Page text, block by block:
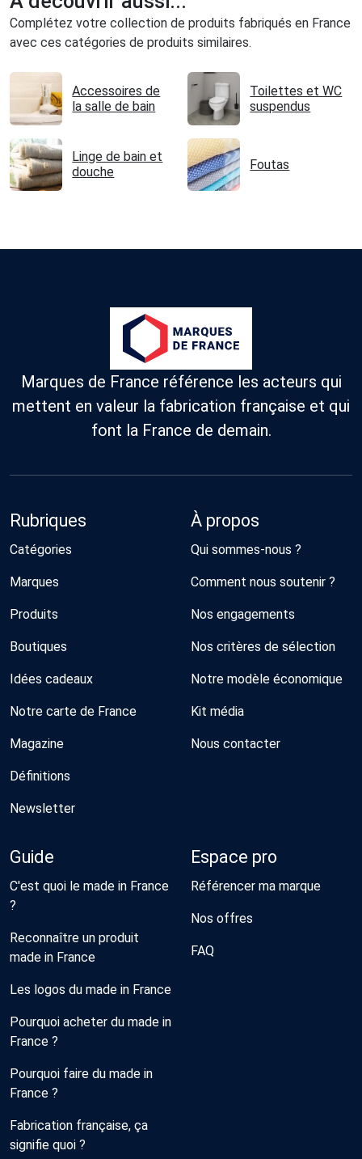
Complétez votre collection de produits fabriqués en France
avec ces catégories de produits similaires.
Accessoires de
la salle de bain
Toilettes et WC
suspendus
Linge de bain et
douche
Foutas
Marques de France référence les acteurs qui
mettent en valeur la fabrication française et qui
font la France de demain.
Rubriques
Catégories
Marques
Produits
Boutiques
Idées cadeaux
Notre carte de France
Magazine
Définitions
Newsletter
À propos
Qui sommes-nous ?
Comment nous soutenir ?
Nos engagements
Nos critères de sélection
Notre modèle économique
Kit média
Nous contacter
Guide
C'est quoi le made in France
?
Reconnaître un produit
made in France
Les logos du made in France
Pourquoi acheter du made in
France ?
Pourquoi faire du made in
France ?
Fabrication française, ça
signifie quoi ?
Espace pro
Référencer ma marque
Nos offres
FAQ